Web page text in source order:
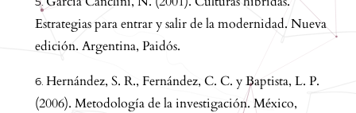
Estrategias para entrar y salir de la modernidad. Nueva
edición. Argentina, Paidós.
Hernández, S. R., Fernández, C. C. y Baptista, L. P.
(2006). Metodología de la investigación. México,